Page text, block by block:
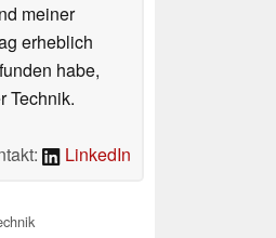
meiner
erheblich
habe,
Technik.
LinkedIn